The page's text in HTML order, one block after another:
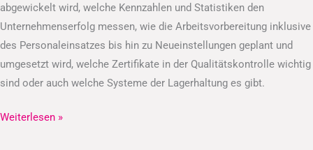
abgewickelt wird, welche Kennzahlen und Statistiken den
Unternehmenserfolg messen, wie die Arbeitsvorbereitung inklusive
des Personaleinsatzes bis hin zu Neueinstellungen geplant und
umgesetzt wird, welche Zertifikate in der Qualitätskontrolle wichtig
sind oder auch welche Systeme der Lagerhaltung es gibt.
Weiterlesen »